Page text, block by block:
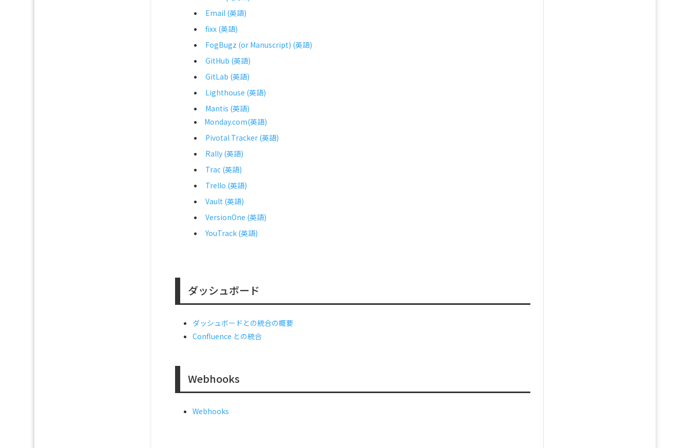
Email (英語)
fixx (英語)
FogBugz (or Manuscript) (英語)
GitHub (英語)
GitLab (英語)
Lighthouse (英語)
Mantis (英語)
Monday.com(英語)
Pivotal Tracker (英語)
Rally (英語)
Trac (英語)
Trello (英語)
Vault (英語)
VersionOne (英語)
YouTrack (英語)
ダッシュボード
ダッシュボードとの統合の概要
Confluence との統合
Webhooks
Webhooks